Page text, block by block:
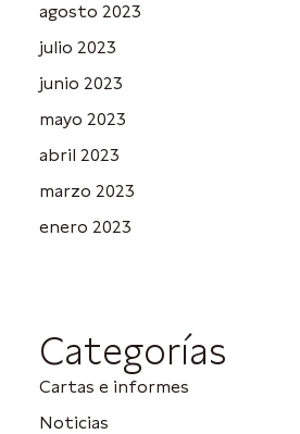
agosto 2023
julio 2023
junio 2023
mayo 2023
abril 2023
marzo 2023
enero 2023
Categorías
Cartas e informes
Noticias